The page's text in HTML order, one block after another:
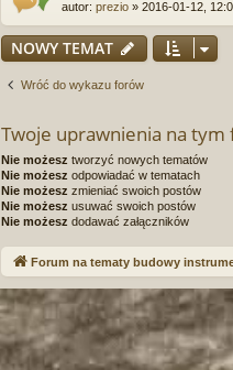
autor: prezio » 2016-01-12,
NOWY TEMAT
Wróć do wykazu forów
Twoje uprawnienia na tym
Nie możesz tworzyć nowych tematów
Nie możesz odpowiadać w tematach
Nie możesz zmieniać swoich postów
Nie możesz usuwać swoich postów
Nie możesz dodawać załączników
Forum na tematy budowy